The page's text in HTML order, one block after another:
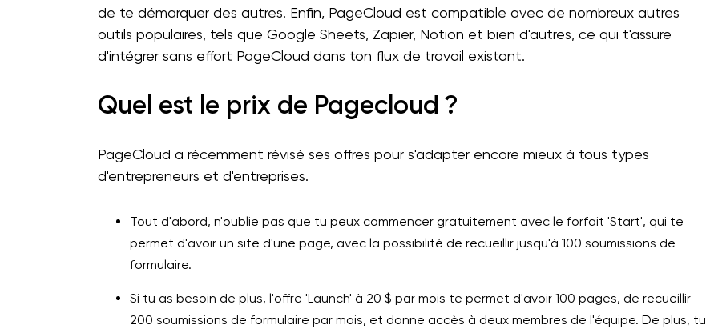
de te démarquer des autres. Enfin, PageCloud est compatible avec de nombreux autres
outils populaires, tels que Google Sheets, Zapier, Notion et bien d'autres, ce qui t'assure
d'intégrer sans effort PageCloud dans ton flux de travail existant.
Quel est le prix de Pagecloud ?
PageCloud a récemment révisé ses offres pour s'adapter encore mieux à tous types
d'entrepreneurs et d'entreprises.
Tout d'abord, n'oublie pas que tu peux commencer gratuitement avec le forfait 'Start', qui te
permet d'avoir un site d'une page, avec la possibilité de recueillir jusqu'à 100 soumissions de
formulaire.
Si tu as besoin de plus, l'offre 'Launch' à 20 $ par mois te permet d'avoir 100 pages, de recueillir
200 soumissions de formulaire par mois, et donne accès à deux membres de l'équipe. De plus, tu